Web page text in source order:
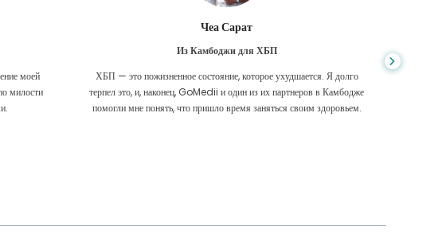
моей
милости
Чеа Сарат
Из Камбоджи для ХБП
ХБП — это пожизненное состояние, которое ухудшается. Я долго
терпел это, и, наконец, GoMedii и один из их партнеров в Камбодже
помогли мне понять, что пришло время заняться своим здоровьем.